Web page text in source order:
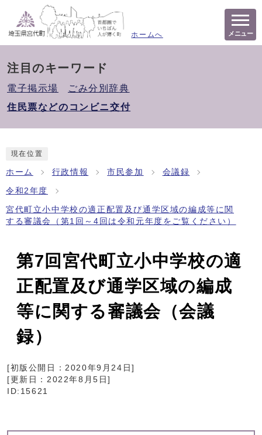
ホームへ メニュー
注目のキーワード
電子掲示場
ごみ分別辞典
住民票などのコンビニ交付
現在位置
ホーム 行政情報 市民参加 会議録
令和2年度
宮代町立小中学校の適正配置及び通学区域の編成等に関
する審議会（第1回～4回は令和元年度をご覧ください）
第7回宮代町立小中学校の適
正配置及び通学区域の編成
等に関する審議会（会議
録）
[初版公開日：2020年9月24日]
[更新日： 2022年8月5日]
ID:15621